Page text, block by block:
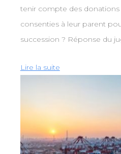
tenir compte des donations
consenties à leur parent
succession ? Réponse du
Lire la suite